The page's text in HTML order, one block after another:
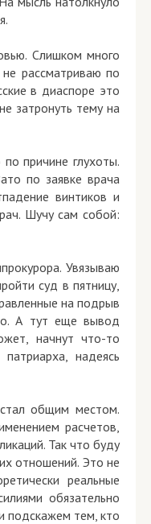
Слишком много
рассматриваю по
в диаспоре это
затронуть тему на
причине глухоты.
по заявке врача
винтиков и
Шучу сам собой:
Увязываю
суд в пятницу,
на подрыв
А тут еще вывод
начнут что-то
надеясь
общим местом.
расчетов,
Так что буду
отношений. Это не
реальные
обязательно
подскажем тем, кто